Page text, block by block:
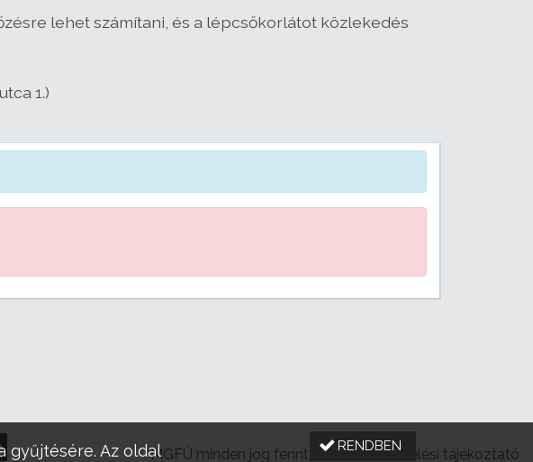
lehet számítani, és a lépcsőkorlátot közlekedés
1.)
MGFÜ minden jog fenntartva |Adatkezelési tájékoztató
gyűjtésére. Az oldal RENDBEN